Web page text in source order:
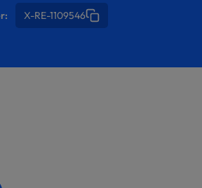
X-RE-1109546